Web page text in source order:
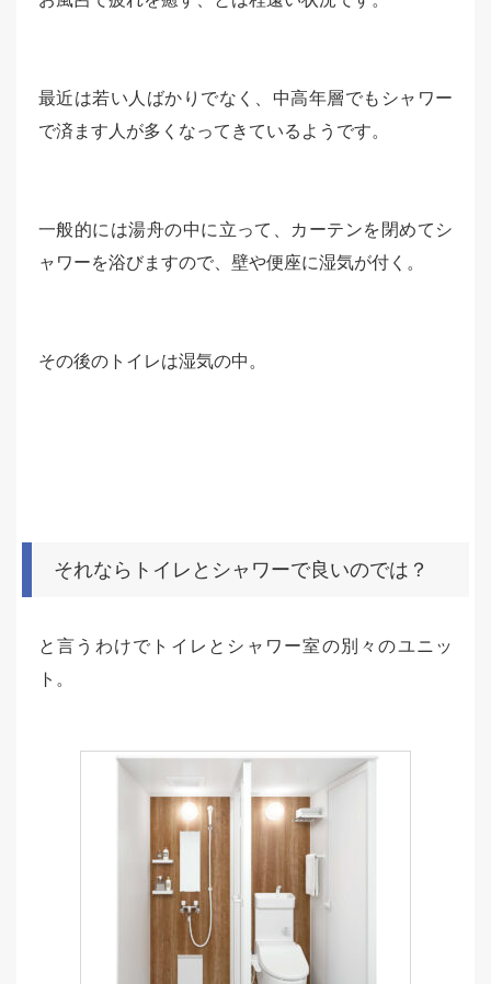
最近は若い人ばかりでなく、中高年層でもシャワー
で済ます人が多くなってきているようです。
一般的には湯舟の中に立って、カーテンを閉めてシ
ャワーを浴びますので、壁や便座に湿気が付く。
その後のトイレは湿気の中。
それならトイレとシャワーで良いのでは？
と言うわけでトイレとシャワー室の別々のユニッ
ト。